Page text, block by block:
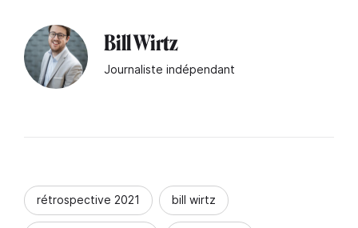
Bill Wirtz
Journaliste indépendant
rétrospective 2021 bill wirtz